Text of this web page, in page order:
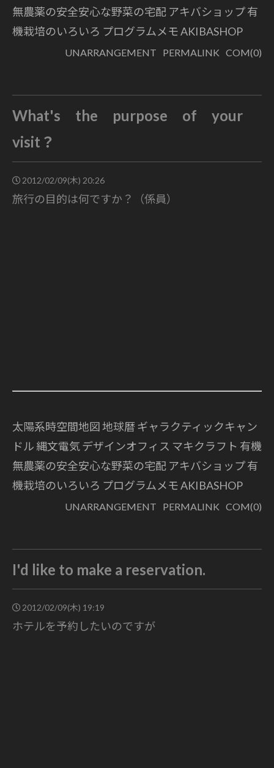
無農薬の安全安心な野菜の宅配 アキバショップ有
機栽培のいろいろ プログラムメモAKIBASHOP
UNARRANGEMENT PERMALINK COM(0)
What's the purpose of your
visit？
2012/02/09(木) 20:26
旅行の目的は何ですか？（係員）
太陽系時空間地図 地球暦 ギャラクティックキャン
ドル 縄文電気デザインオフィス マキクラフト 有機
無農薬の安全安心な野菜の宅配 アキバショップ有
機栽培のいろいろ プログラムメモAKIBASHOP
UNARRANGEMENT PERMALINK COM(0)
I'd like to make a reservation.
2012/02/09(木) 19:19
ホテルを予約したいのですが